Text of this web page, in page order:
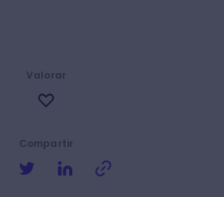
Compartir
Valorar